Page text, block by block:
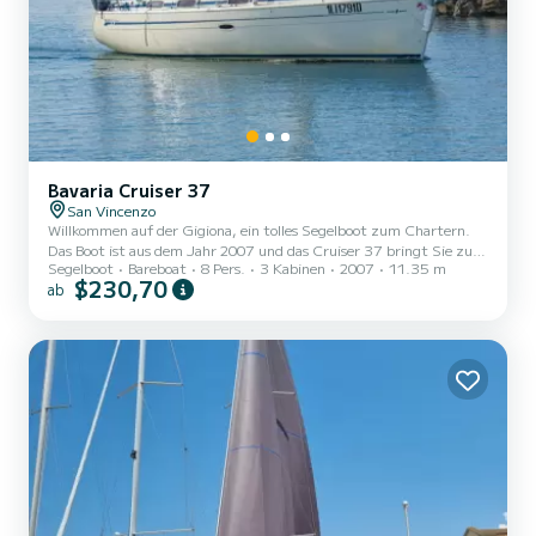
Bavaria Cruiser 37
San Vincenzo
Willkommen auf der Gigiona, ein tolles Segelboot zum Chartern.
Das Boot ist aus dem Jahr 2007 und das Cruiser 37 bringt Sie zu
den schönsten Ankerplätzen um San Vincenzo. Das Segelboot ist
11 Meter lang und verfügt über 29 PS. Mit seinen 3 Kabinen kann
ist mit einem Rollgroßsegel und einem Rollgenua ausgestattet.
Es...
Segelboot Bareboat 8 Pers. 3 Kabinen 2007 11.35 m
ab $230,70